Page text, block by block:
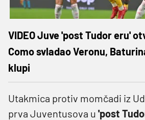
VIDEO Juve 'post Tudor eru'
Como svladao Veronu,
klupi
Utakmica protiv momčadi iz
prva Juventusova u 'post